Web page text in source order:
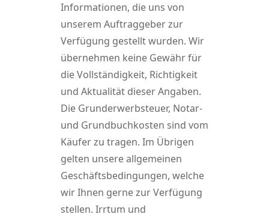
Informationen, die uns von
unserem Auftraggeber zur
Verfügung gestellt wurden. Wir
übernehmen keine Gewähr für
die Vollständigkeit, Richtigkeit
und Aktualität dieser Angaben.
Die Grunderwerbsteuer, Notar-
und Grundbuchkosten sind vom
Käufer zu tragen. Im Übrigen
gelten unsere allgemeinen
Geschäftsbedingungen, welche
wir Ihnen gerne zur Verfügung
stellen. Irrtum und